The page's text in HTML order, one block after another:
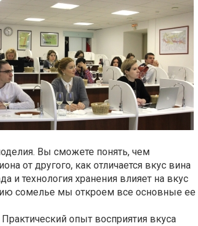
Вы сможете понять, чем
от другого, как отличается вкус вина
и технология хранения влияет на вкус
сомелье мы откроем все основные ее
опыт восприятия вкуса